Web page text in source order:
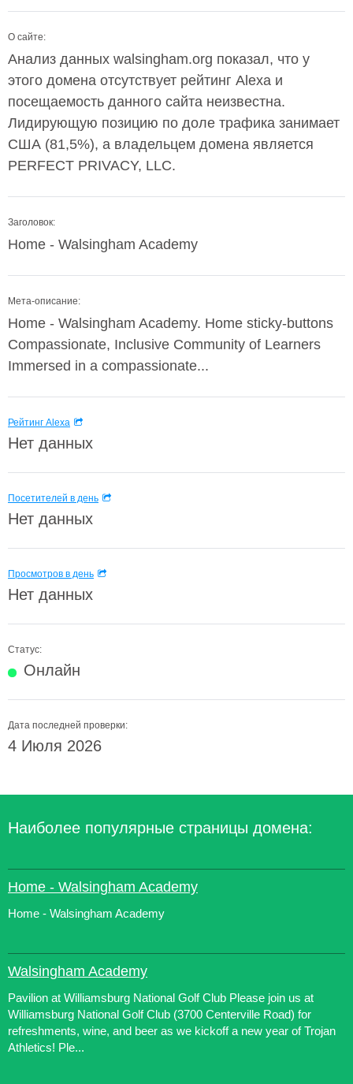
О сайте:
Анализ данных walsingham.org показал, что у
этого домена отсутствует рейтинг Alexa и
посещаемость данного сайта неизвестна.
Лидирующую позицию по доле трафика занимает
США (81,5%), а владельцем домена является
PERFECT PRIVACY, LLC.
Заголовок:
Home - Walsingham Academy
Мета-описание:
Home - Walsingham Academy. Home sticky-buttons
Compassionate, Inclusive Community of Learners
Immersed in a compassionate...
Рейтинг Alexa
Нет данных
Посетителей в день
Нет данных
Просмотров в день
Нет данных
Статус:
Онлайн
Дата последней проверки:
4 Июля 2026
Наиболее популярные страницы домена:
Home - Walsingham Academy
Home - Walsingham Academy
Walsingham Academy
Pavilion at Williamsburg National Golf Club Please join us at
Williamsburg National Golf Club (3700 Centerville Road) for
refreshments, wine, and beer as we kickoff a new year of Trojan
Athletics! Ple...